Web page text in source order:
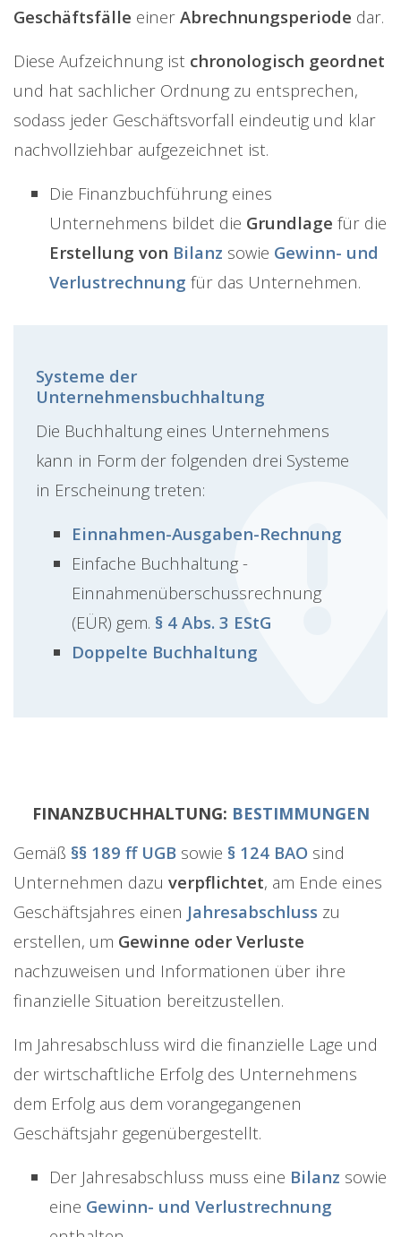
Geschäftsfälle einer Abrechnungsperiode dar.
Diese Aufzeichnung ist chronologisch geordnet
und hat sachlicher Ordnung zu entsprechen,
sodass jeder Geschäftsvorfall eindeutig und klar
nachvollziehbar aufgezeichnet ist.
Die Finanzbuchführung eines
Unternehmens bildet die Grundlage für die
Erstellung von Bilanz sowie Gewinn- und
Verlustrechnung für das Unternehmen.
Systeme der
Unternehmensbuchhaltung
Die Buchhaltung eines Unternehmens
kann in Form der folgenden drei Systeme
in Erscheinung treten:
Einnahmen-Ausgaben-Rechnung
Einfache Buchhaltung -
Einnahmenüberschussrechnung
(EÜR) gem. § 4 Abs. 3 EStG
Doppelte Buchhaltung
FINANZBUCHHALTUNG: BESTIMMUNGEN
Gemäß §§ 189 ff UGB sowie § 124 BAO sind
Unternehmen dazu verpflichtet, am Ende eines
Geschäftsjahres einen Jahresabschluss zu
erstellen, um Gewinne oder Verluste
nachzuweisen und Informationen über ihre
finanzielle Situation bereitzustellen.
Im Jahresabschluss wird die finanzielle Lage und
der wirtschaftliche Erfolg des Unternehmens
dem Erfolg aus dem vorangegangenen
Geschäftsjahr gegenübergestellt.
Der Jahresabschluss muss eine Bilanz sowie
eine Gewinn- und Verlustrechnung